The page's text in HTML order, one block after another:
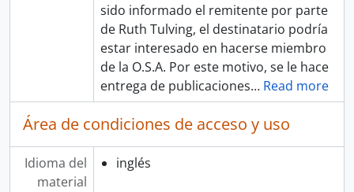
sido informado el remitente por parte
de Ruth Tulving, el destinatario podría
estar interesado en hacerse miembro
de la O.S.A. Por este motivo, se le hace
entrega de publicaciones… Read more
Área de condiciones de acceso y uso
Idioma del
material
inglés